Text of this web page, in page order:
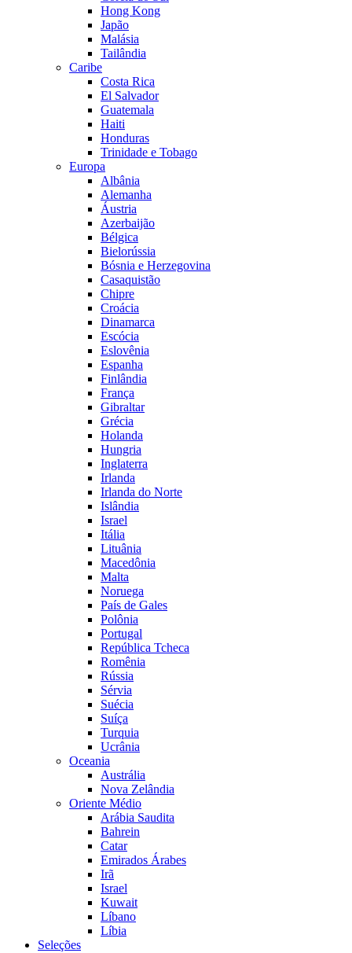
Hong Kong
Japão
Malásia
Tailândia
Caribe
Costa Rica
El Salvador
Guatemala
Haiti
Honduras
Trinidade e Tobago
Europa
Albânia
Alemanha
Áustria
Azerbaijão
Bélgica
Bielorússia
Bósnia e Herzegovina
Casaquistão
Chipre
Croácia
Dinamarca
Escócia
Eslovênia
Espanha
Finlândia
França
Gibraltar
Grécia
Holanda
Hungria
Inglaterra
Irlanda
Irlanda do Norte
Islândia
Israel
Itália
Lituânia
Macedônia
Malta
Noruega
País de Gales
Polônia
Portugal
República Tcheca
Romênia
Rússia
Sérvia
Suécia
Suíça
Turquia
Ucrânia
Oceania
Austrália
Nova Zelândia
Oriente Médio
Arábia Saudita
Bahrein
Catar
Emirados Árabes
Irã
Israel
Kuwait
Líbano
Líbia
Seleções